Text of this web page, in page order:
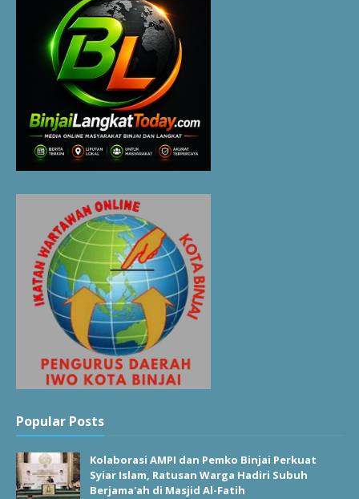
Popular Posts
Kolaborasi AMPI dan Pemko Binjai Perkuat
Syiar Islam, Ratusan Warga Hadiri Subuh
Berjama'ah di Masjid Al-Fatih